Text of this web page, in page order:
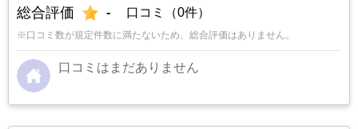
総合評価 - 口コミ（0件）
※口コミ数が規定件数に満たないため、総合評価はありません。
口コミはまだありません